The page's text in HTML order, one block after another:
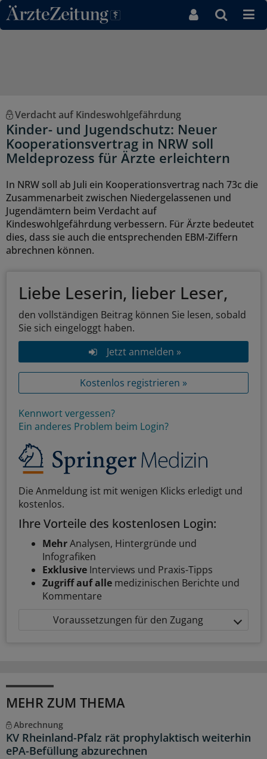
Direkt zum Inhaltsbereich
Verdacht auf Kindeswohlgefährdung
Kinder- und Jugendschutz: Neuer
Kooperationsvertrag in NRW soll
Meldeprozess für Ärzte erleichtern
In NRW soll ab Juli ein Kooperationsvertrag nach 73c die
Zusammenarbeit zwischen Niedergelassenen und
Jugendämtern beim Verdacht auf
Kindeswohlgefährdung verbessern. Für Ärzte bedeutet
dies, dass sie auch die entsprechenden EBM-Ziffern
abrechnen können.
Liebe Leserin, lieber Leser,
den vollständigen Beitrag können Sie lesen, sobald
Sie sich eingeloggt haben.
Jetzt anmelden »
Kostenlos registrieren »
Kennwort vergessen?
Ein anderes Problem beim Login?
Die Anmeldung ist mit wenigen Klicks erledigt und
kostenlos.
Ihre Vorteile des kostenlosen Login:
MehrAnalysen, Hintergründe und
Infografiken
Exklusive Interviews und Praxis-Tipps
Zugriff auf alle medizinischen Berichte und
Kommentare
Voraussetzungen für den Zugang
MEHR ZUM THEMA
Abrechnung
KV Rheinland-Pfalz rät prophylaktisch weiterhin
ePA-Befüllung abzurechnen